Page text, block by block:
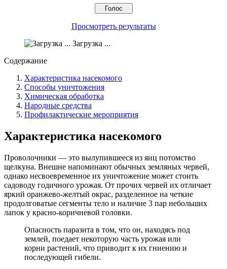
Просмотреть результаты
Загрузка ...
Содержание
Характеристика насекомого
Способы уничтожения
Химическая обработка
Народные средства
Профилактические мероприятия
Характеристика насекомого
Проволочники — это вылупившееся из яиц потомство
щелкуна. Внешне напоминают обычных земляных червей,
однако несвоевременное их уничтожение может стоить
садоводу годичного урожая. От прочих червей их отличает
яркий оранжево-желтый окрас, разделенное на четкие
продолговатые сегменты тело и наличие 3 пар небольших
лапок у красно-коричневой головки.
Опасность паразита в том, что он, находясь под
землей, поедает некоторую часть урожая или
корни растений, что приводит к их гниению и
последующей гибели.